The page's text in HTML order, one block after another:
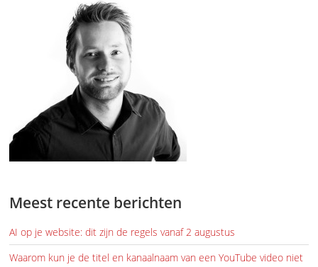
Meest recente berichten
AI op je website: dit zijn de regels vanaf 2 augustus
Waarom kun je de titel en kanaalnaam van een YouTube video niet